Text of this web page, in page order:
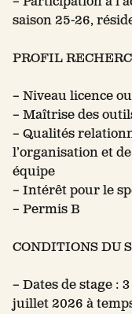
saison 25-26,
PROFIL
– Niveau licence
– Maîtrise des
– Qualités
l’organisation et
équipe
– Intérêt pour le
– Permis B
CONDITIONS DU
– Dates de stage :
juillet 2026 à